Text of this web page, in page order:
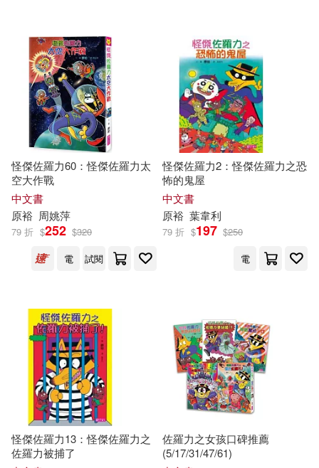
[日]原晴子 林子裕(1)
[日]原裕朗&BIRTHDAY(1)
三宅裕之(1) 伊崎裕之(1)
佐佐木剛士(1) 原研哉(1)
原裕、內野智仁、植木耕太(1)
吉田庄一郎(1) 大和田俊之(1)
姚裕群（主編）(1)
尖端編輯部(1) 岡嶋裕史(1)
崔曉東，鄒光裕（主編）(1)
楓書坊(2) 清華大學出版社(2)
漫遊者文化(2) 龍溪(2)
PCuSER電腦人文化(1)
インプレス(1)
イーネット・フロンティア(1)
三悅文化(1)
中國人民大學出版社(1)
中國商務出版社(1)
中國建築工業出版社(1)
怪傑佐羅力60：怪傑佐羅力太
空大作戰
中文書
原裕 周姚萍
79 折 $252 $320
電
試閱
怪傑佐羅力2：怪傑佐羅力之恐
怖的鬼屋
中文書
原裕 葉韋利
79 折 $197 $250
電
怪傑佐羅力13：怪傑佐羅力之
佐羅力被捕了
佐羅力之女孩口碑推薦
(5/17/31/47/61)